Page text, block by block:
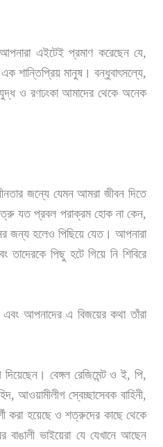
এইটেই প্রমাণ করেছেন যে,
শান্তিপ্রিয় মানুষ। বন্ধুবাৎসল্যে,
যুদ্ধ ও রণঢংকা আমাদের থেকে অনেক
জন্যে যেমন আমরা জীবন দিতে
যত প্রবল পরাক্রম হোক না কেন,
জন্য হলেও পিছিয়ে যেত। আপনারা
পিছু হটে গিয়ে নি শিবিরে
এবং আপনাদের এ বিজয়ের কথা তাঁরা
বেঙ্গল রেজিমেন্ট ও ই, পি,
আওয়ামীলীগ স্বেচ্ছাসেবক বাহিনী,
করা হয়েছে ও শত্রুদের কাছে থেকে
ভাইয়েরা যে যেখানে আছেন